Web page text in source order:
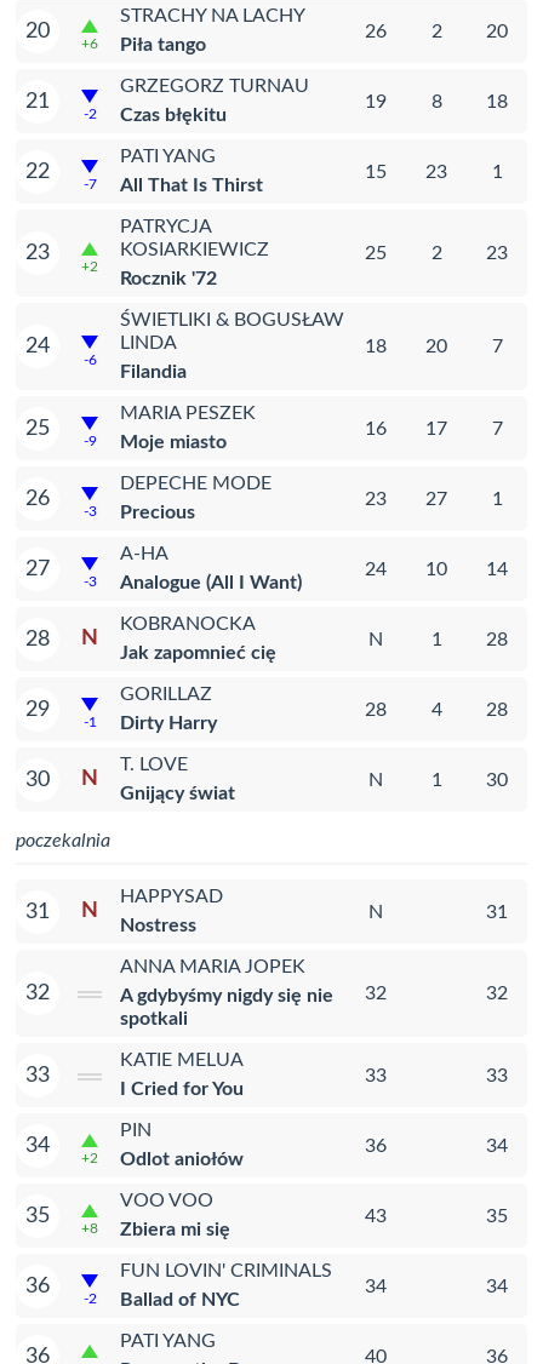
20
+6
STRACHY NA LACHY
Piła tango
26 2 20
21
-2
GRZEGORZ TURNAU
Czas błękitu
19 8 18
22
-7
PATI YANG
All That Is Thirst
15 23 1
23
+2
PATRYCJA
KOSIARKIEWICZ
Rocznik '72
25 2 23
24
-6
ŚWIETLIKI & BOGUSŁAW
LINDA
Filandia
18 20 7
25
-9
MARIA PESZEK
Moje miasto
16 17 7
26
-3
DEPECHE MODE
Precious
23 27 1
27
-3
A-HA
Analogue (All I Want)
24 10 14
28 N
KOBRANOCKA
Jak zapomnieć cię
N 1 28
29
-1
GORILLAZ
Dirty Harry
28 4 28
30 N
T. LOVE
Gnijący świat
N 1 30
poczekalnia
31 N
HAPPYSAD
Nostress
N 31
32
ANNA MARIA JOPEK
A gdybyśmy nigdy się nie
spotkali
32 32
33
KATIE MELUA
I Cried for You
33 33
34
+2
PIN
Odlot aniołów
36 34
35
+8
VOO VOO
Zbiera mi się
43 35
36
-2
FUN LOVIN' CRIMINALS
Ballad of NYC
34 34
36
PATI YANG
40 36